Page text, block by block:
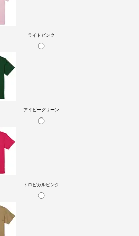
ライトピンク
アイビーグリーン
トロピカルピンク